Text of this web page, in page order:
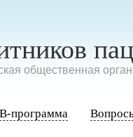
общественная
программа